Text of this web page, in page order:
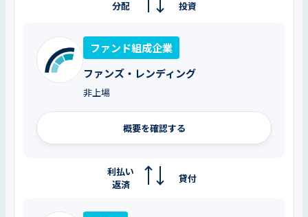
投資
分配
ファンド組成企業
ファンズ・レンディング
非上場
概要を確認する
貸付
利払い
返済